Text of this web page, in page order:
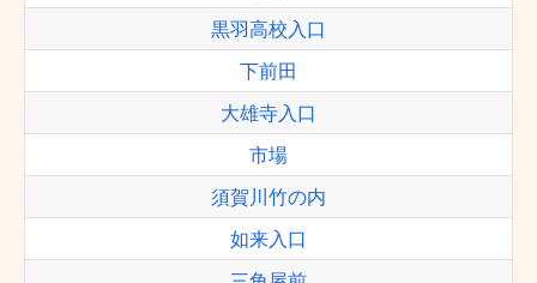
黒羽高校入口
下前田
大雄寺入口
市場
須賀川竹の内
如来入口